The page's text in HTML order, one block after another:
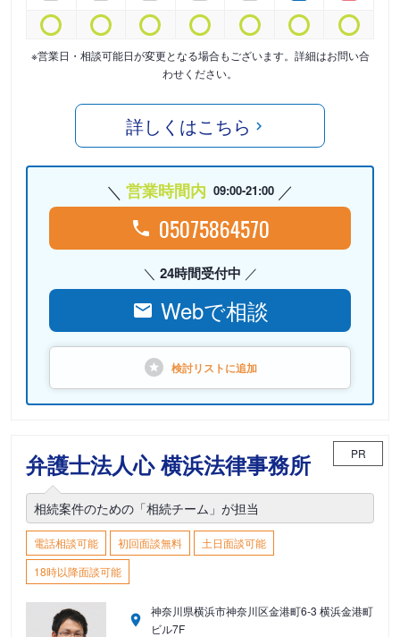
※営業日・相談可能日が変更となる場合もございます。詳細はお問い合
わせください。
詳しくはこちら
営業時間内 09:00-21:00
05075864570
24時間受付中
Webで相談
検討リストに追加
弁護士法人心 横浜法律事務所 PR
相続案件のための「相続チーム」が担当
電話相談可能 初回面談無料
土日面談可能
18時以降面談可能
神奈川県横浜市神奈川区金港町6-3 横浜金港町
ビル7F